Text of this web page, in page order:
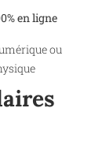
en ligne
ou